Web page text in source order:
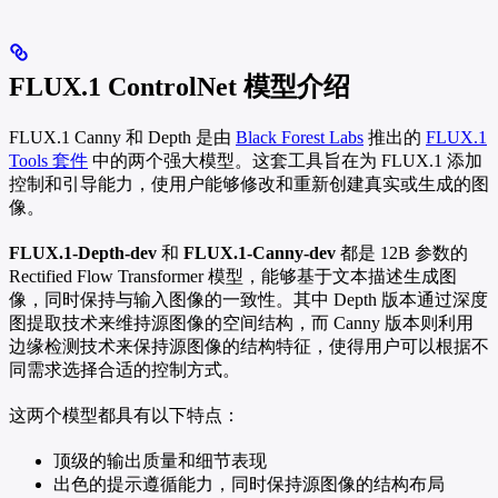
FLUX.1 ControlNet 模型介绍
FLUX.1 Canny 和 Depth 是由 Black Forest Labs 推出的 ​ FLUX.1
Tools 套件 中的两个强大模型。这套工具旨在为 FLUX.1 添加
控制和引导能力，使用户能够修改和重新创建真实或生成的图
像。
FLUX.1-Depth-dev 和 FLUX.1-Canny-dev 都是 12B 参数的
Rectified Flow Transformer 模型，能够基于文本描述生成图
像，同时保持与输入图像的一致性。其中 Depth 版本通过深度
图提取技术来维持源图像的空间结构，而 Canny 版本则利用
边缘检测技术来保持源图像的结构特征，使得用户可以根据不
同需求选择合适的控制方式。
这两个模型都具有以下特点：
顶级的输出质量和细节表现
出色的提示遵循能力，同时保持源图像的结构布局